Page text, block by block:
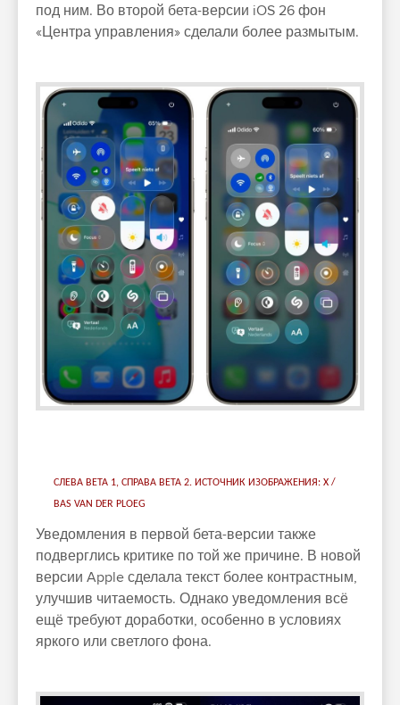
под ним. Во второй бета-версии iOS 26 фон
«Центра управления» сделали более размытым.
СЛЕВА BETA 1, СПРАВА BETA 2. ИСТОЧНИК ИЗОБРАЖЕНИЯ: X /
BAS VAN DER PLOEG
Уведомления в первой бета-версии также
подверглись критике по той же причине. В новой
версии Apple сделала текст более контрастным,
улучшив читаемость. Однако уведомления всё
ещё требуют доработки, особенно в условиях
яркого или светлого фона.